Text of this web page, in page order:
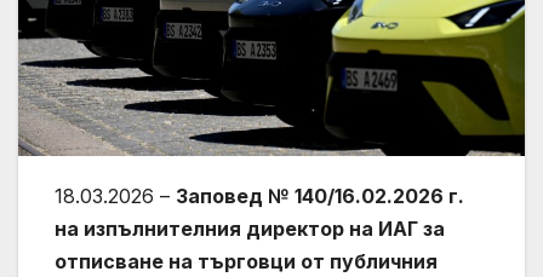
18.03.2026 – Заповед № 140/16.02.2026 г.
на изпълнителния директор на ИАГ за
отписване на търговци от публичния